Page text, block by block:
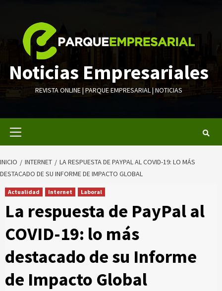
contenido
Noticias Empresariales
REVISTA ONLINE | PARQUE EMPRESARIAL | NOTICIAS
INICIO INTERNET
LA RESPUESTA DE PAYPAL AL COVID-19: LO MÁS
DESTACADO DE SU INFORME DE IMPACTO GLOBAL
Actualidad Internet Laboral
La respuesta de PayPal al
COVID-19: lo más
destacado de su Informe
de Impacto Global